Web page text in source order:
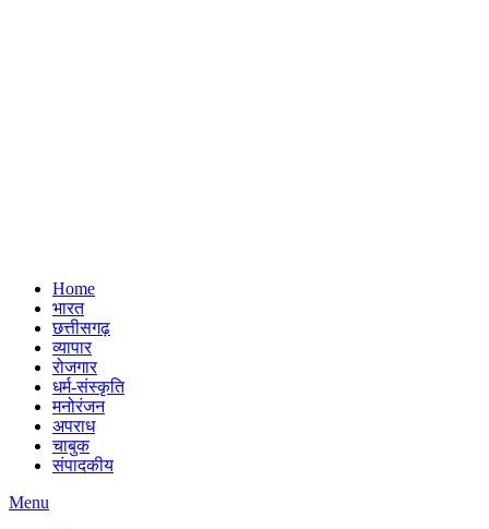
Home
भारत
छत्तीसगढ़
व्यापार
रोजगार
धर्म-संस्कृति
मनोरंजन
अपराध
चाबुक
संपादकीय
Menu